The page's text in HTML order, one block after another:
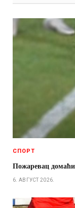
СПОРТ
Пожаревац
6. АВГУСТ 2026.